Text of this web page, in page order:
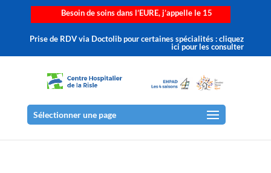
Besoin de soins dans l’EURE, j’appelle le 15
Prise de RDV via Doctolib pour certaines spécialités : cliquez
ici pour les consulter
Sélectionner une page